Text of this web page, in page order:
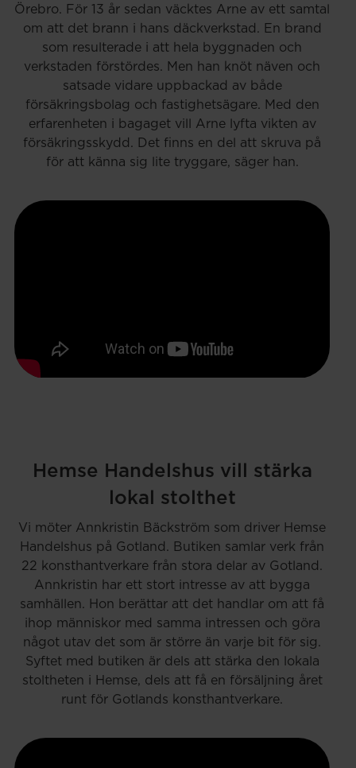
Örebro. För 13 år sedan väcktes Arne av ett samtal
om att det brann i hans däckverkstad. En brand
som resulterade i att hela byggnaden och
verkstaden förstördes. Men han knöt näven och
satsade vidare uppbackad av både
försäkringsbolag och fastighetsägare. Med den
erfarenheten i bagaget vill Arne lyfta vikten av
försäkringsskydd. Det finns en del att skruva på
för att känna sig lite tryggare, säger han.
Hemse Handelshus vill stärka
lokal stolthet
Vi möter Annkristin Bäckström som driver Hemse
Handelshus på Gotland. Butiken samlar verk från
22 konsthantverkare från stora delar av Gotland.
Annkristin har ett stort intresse av att bygga
samhällen. Hon berättar att det handlar om att få
ihop människor med samma intressen och göra
något utav det som är större än varje bit för sig.
Syftet med butiken är dels att stärka den lokala
stoltheten i Hemse, dels att få en försäljning året
runt för Gotlands konsthantverkare.